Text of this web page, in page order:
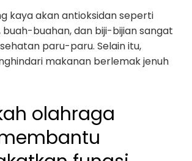
kaya akan antioksidan seperti
buah-buahan, dan biji-bijian sangat
paru-paru. Selain itu,
makanan berlemak jenuh
olahraga